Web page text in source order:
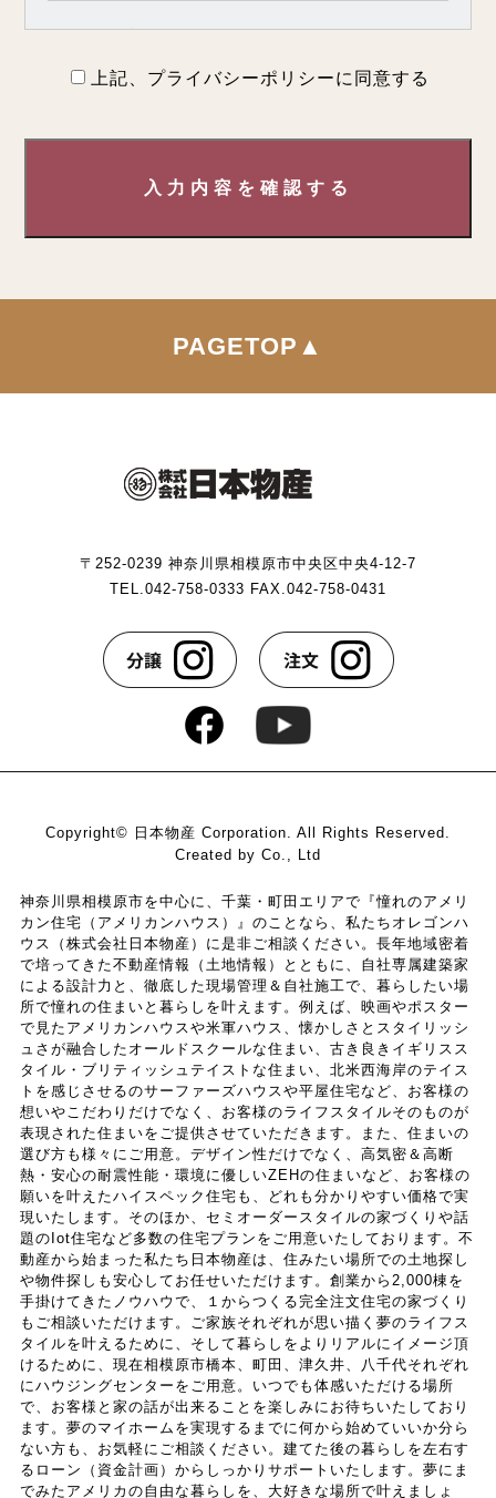
月日，住所，電話番号，連絡先その他の記述等により特
郵便番号や性別，職業，年齢，ユーザーのIPアドレス，
第２条（プライバシー情報の収集方法）
日，住所，電話番号，メールアドレス，銀行口座番号，
クレジットカード番号，運転免許証番号などの個人情報
などとの間でなされたユーザーの個人情報を含む取引記
録や，決済に関する情報を当社の提携先（情報提供元，
いいます。）などから収集することがあります。
当社は，ユーザーについて，利用したサービスやソフト
ウエア，購入した商品，閲覧したページや広告の履歴，
境（携帯端末を通じてご利用の場合の当該端末の通信状
態，利用に際しての各種設定情報なども含みます），IP
報などの履歴情報および特性情報を，ユーザーが当社や
提携先のサービスを利用しまたはページを閲覧する際に
収集します。
第３条（個人情報を収集・利用する目的）
当社が個人情報を収集・利用する目的は，以下のとおり
です。
（1）ユーザーに自分の登録情報の閲覧や修正，利用状況
の閲覧を行っていただくために，氏名，住所，連絡先，
支払方法などの登録情報，利用されたサービスや購入さ
れた商品，およびそれらの代金などに関する情報を表示
する目的
（2）ユーザーにお知らせや連絡をするためにメールアド
レスを利用する場合やユーザーに商品を送付したり必要
に応じて連絡したりするため，氏名や住所などの連絡先
情報を利用する目的
（3）ユーザーの本人確認を行うために，氏名，生年月
日，住所，電話番号，銀行口座番号，クレジットカード
番号，運転免許証番号，配達証明付き郵便の到達結果な
どの情報を利用する目的
（4）ユーザーに代金を請求するために，購入された商品
上記、プライバシーポリシーに同意する
入力内容を確認する
PAGETOP▲
〒252-0239 神奈川県相模原市中央区中央4-12-7
TEL.042-758-0333 FAX.042-758-0431
Copyright© 日本物産 Corporation. All Rights Reserved.
Created by Co., Ltd
神奈川県相模原市を中心に、千葉・町田エリアで『憧れのアメリ
カン住宅（アメリカンハウス）』のことなら、私たちオレゴンハ
ウス（株式会社日本物産）に是非ご相談ください。長年地域密着
で培ってきた不動産情報（土地情報）とともに、自社専属建築家
による設計力と、徹底した現場管理＆自社施工で、暮らしたい場
所で憧れの住まいと暮らしを叶えます。例えば、映画やポスター
で見たアメリカンハウスや米軍ハウス、懐かしさとスタイリッシ
ュさが融合したオールドスクールな住まい、古き良きイギリスス
タイル・ブリティッシュテイストな住まい、北米西海岸のテイス
トを感じさせるのサーファーズハウスや平屋住宅など、お客様の
想いやこだわりだけでなく、お客様のライフスタイルそのものが
表現された住まいをご提供させていただきます。また、住まいの
選び方も様々にご用意。デザイン性だけでなく、高気密＆高断
熱・安心の耐震性能・環境に優しいZEHの住まいなど、お客様の
願いを叶えたハイスペック住宅も、どれも分かりやすい価格で実
現いたします。そのほか、セミオーダースタイルの家づくりや話
題のIot住宅など多数の住宅プランをご用意いたしております。不
動産から始まった私たち日本物産は、住みたい場所での土地探し
や物件探しも安心してお任せいただけます。創業から2,000棟を
手掛けてきたノウハウで、１からつくる完全注文住宅の家づくり
もご相談いただけます。ご家族それぞれが思い描く夢のライフス
タイルを叶えるために、そして暮らしをよりリアルにイメージ頂
けるために、現在相模原市橋本、町田、津久井、八千代それぞれ
にハウジングセンターをご用意。いつでも体感いただける場所
で、お客様と家の話が出来ることを楽しみにお待ちいたしており
ます。夢のマイホームを実現するまでに何から始めていいか分ら
ない方も、お気軽にご相談ください。建てた後の暮らしを左右す
るローン（資金計画）からしっかりサポートいたします。夢にま
でみたアメリカの自由な暮らしを、大好きな場所で叶えましょ